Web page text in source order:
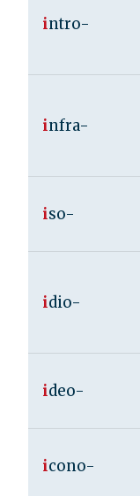
intro-
infra-
iso-
idio-
ideo-
icono-